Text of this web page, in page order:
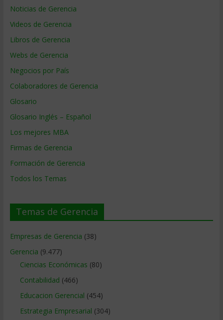
Noticias de Gerencia
Videos de Gerencia
Libros de Gerencia
Webs de Gerencia
Negocios por País
Colaboradores de Gerencia
Glosario
Glosario Inglés – Español
Los mejores MBA
Firmas de Gerencia
Formación de Gerencia
Todos los Temas
Temas de Gerencia
Empresas de Gerencia (38)
Gerencia (9.477)
Ciencias Económicas (80)
Contabilidad (466)
Educacion Gerencial (454)
Estrategia Empresarial (304)